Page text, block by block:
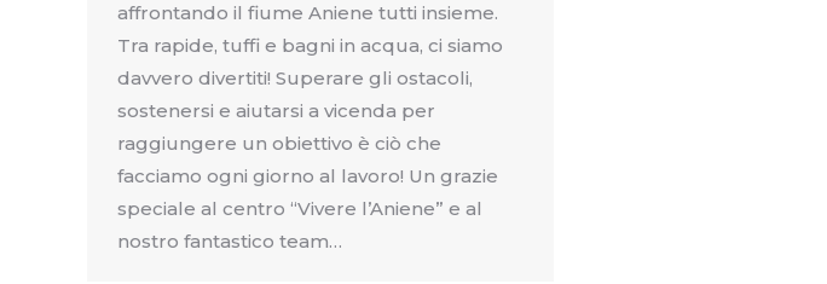
affrontando il fiume Aniene tutti insieme.
Tra rapide, tuffi e bagni in acqua, ci siamo
davvero divertiti! Superare gli ostacoli,
sostenersi e aiutarsi a vicenda per
raggiungere un obiettivo è ciò che
facciamo ogni giorno al lavoro! Un grazie
speciale al centro “Vivere l’Aniene” e al
nostro fantastico team…